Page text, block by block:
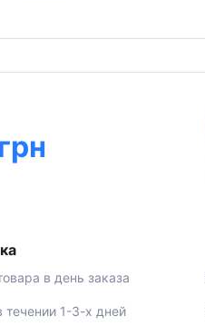
в день заказа
течении 1-3-х дней